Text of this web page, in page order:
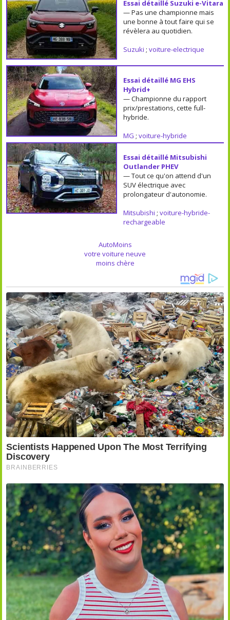
Essai détaillé Suzuki e-Vitara
— Pas une championne mais
une bonne à tout faire qui se
révèlera au quotidien.
Suzuki ; voiture-electrique
Essai détaillé MG EHS
Hybrid+
— Championne du rapport
prix/prestations, cette full-
hybride.
MG ; voiture-hybride
Essai détaillé Mitsubishi
Outlander PHEV
— Tout ce qu'on attend d'un
SUV électrique avec
prolongateur d'autonomie.
Mitsubishi ; voiture-hybride-
rechargeable
AutoMoins
votre voiture neuve
moins chère